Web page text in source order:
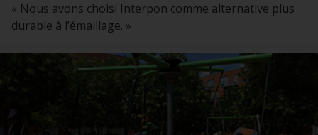
« Nous avons choisi Interpon comme alternative plus
durable à l’émaillage. »